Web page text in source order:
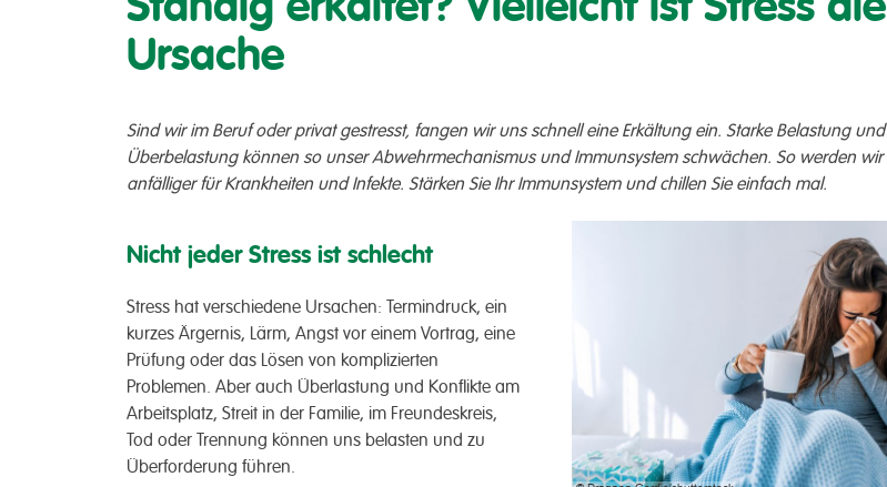
Ursache
Sind wir im Beruf oder privat gestresst, fangen wir uns schnell eine Erkältung ein. Starke Belastung und
Überbelastung können so unser Abwehrmechanismus und Immunsystem schwächen. So werden wir
anfälliger für Krankheiten und Infekte. Stärken Sie Ihr Immunsystem und chillen Sie einfach mal.
Nicht jeder Stress ist schlecht
Stress hat verschiedene Ursachen: Termindruck, ein
kurzes Ärgernis, Lärm, Angst vor einem Vortrag, eine
Prüfung oder das Lösen von komplizierten
Problemen. Aber auch Überlastung und Konflikte am
Arbeitsplatz, Streit in der Familie, im Freundeskreis,
Tod oder Trennung können uns belasten und zu
Überforderung führen.